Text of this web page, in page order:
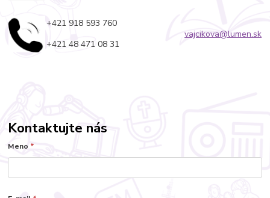
+421 918 593 760
+421 48 471 08 31
vajcikova@lumen.sk
Kontaktujte nás
Meno *